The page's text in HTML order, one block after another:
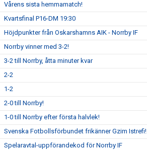
Vårens sista hemmamatch!
Kvartsfinal P16-DM 19:30
Höjdpunkter från Oskarshamns AIK - Norrby IF
Norrby vinner med 3-2!
3-2 till Norrby, åtta minuter kvar
2-2
1-2
2-0 till Norrby!
1-0 till Norrby efter första halvlek!
Svenska Fotbollsförbundet frikänner Gzim Istrefi!
Spelaravtal-uppförandekod för Norrby IF